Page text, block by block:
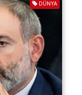
DÜNYA